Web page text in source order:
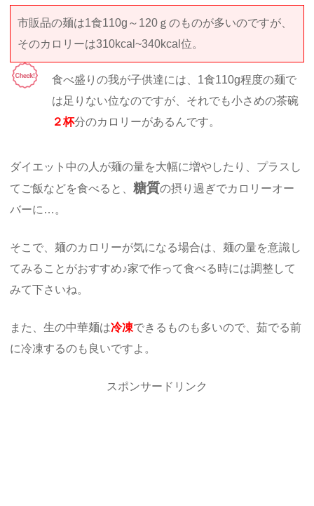
市販品の麺は1食110g～120ｇのものが多いのですが、
そのカロリーは310kcal~340kcal位。
食べ盛りの我が子供達には、1食110g程度の麺で
は足りない位なのですが、それでも小さめの茶碗
２杯分のカロリーがあるんです。
ダイエット中の人が麺の量を大幅に増やしたり、プラスし
てご飯などを食べると、糖質の摂り過ぎでカロリーオー
バーに…。
そこで、麺のカロリーが気になる場合は、麺の量を意識し
てみることがおすすめ♪家で作って食べる時には調整して
みて下さいね。
また、生の中華麺は冷凍できるものも多いので、茹でる前
に冷凍するのも良いですよ。
スポンサードリンク